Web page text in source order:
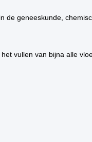
de geneeskunde,
vullen van bijna alle